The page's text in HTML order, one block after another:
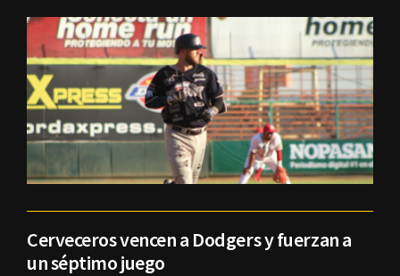
Cerveceros vencen a Dodgers y fuerzan a
un séptimo juego